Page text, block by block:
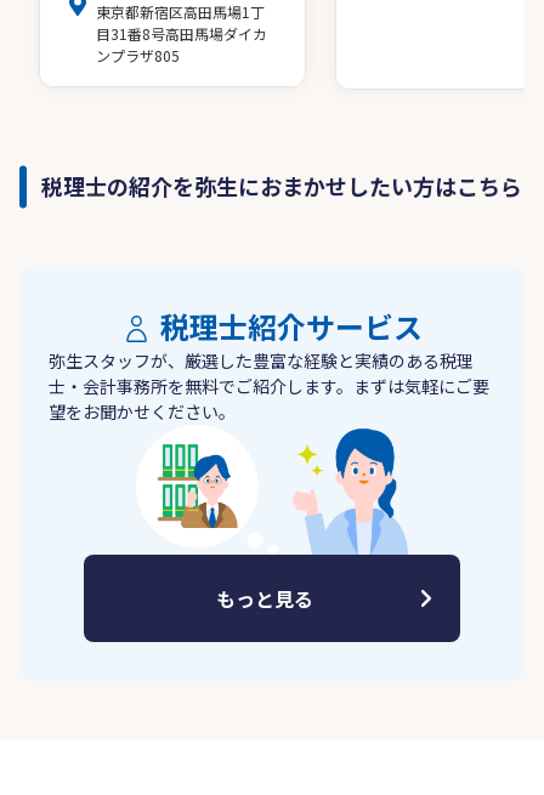
東京都新宿区高田馬場1丁
目31番8号高田馬場ダイカ
ンプラザ805
税理士の紹介を弥生におまかせしたい方はこちら
税理士紹介サービス
弥生スタッフが、厳選した豊富な経験と実績のある税理
士・会計事務所を無料でご紹介します。まずは気軽にご要
望をお聞かせください。
もっと見る